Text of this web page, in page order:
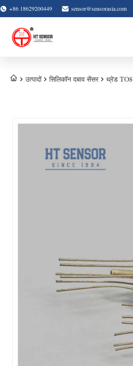
+86 18629200449 sensor@sensorasia.com
उत्पादों सिलिकॉन दबाव सेंसर थ्रेड TO8